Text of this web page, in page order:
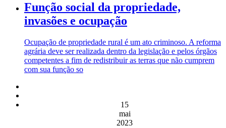
Função social da propriedade,
invasões e ocupação
Ocupação de propriedade rural é um ato criminoso. A reforma
agrária deve ser realizada dentro da legislação e pelos órgãos
competentes a fim de redistribuir as terras que não cumprem
com sua função so
15
mai
2023